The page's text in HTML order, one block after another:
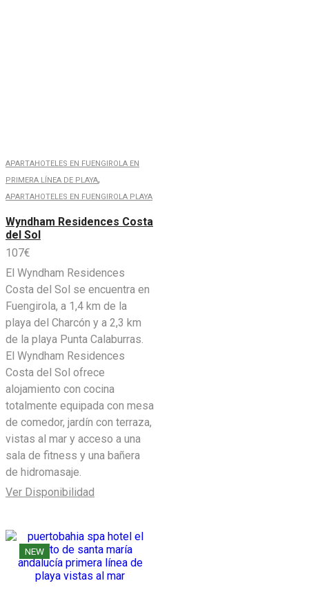
APARTAHOTELES EN FUENGIROLA EN
PRIMERA LÍNEA DE PLAYA,
APARTAHOTELES EN FUENGIROLA PLAYA
Wyndham Residences Costa
del Sol
107€
El Wyndham Residences
Costa del Sol se encuentra en
Fuengirola, a 1,4 km de la
playa del Charcón y a 2,3 km
de la playa Punta Calaburras.
El Wyndham Residences
Costa del Sol ofrece
alojamiento con cocina
totalmente equipada con mesa
de comedor, jardín con terraza,
vistas al mar y acceso a una
sala de fitness y una bañera
de hidromasaje.
Ver Disponibilidad
NEW